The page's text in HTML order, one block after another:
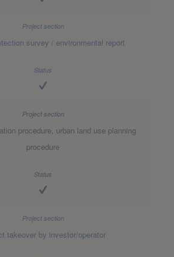
survey / environmental report
procedure, urban land use planning
procedure
takeover by investor/operator